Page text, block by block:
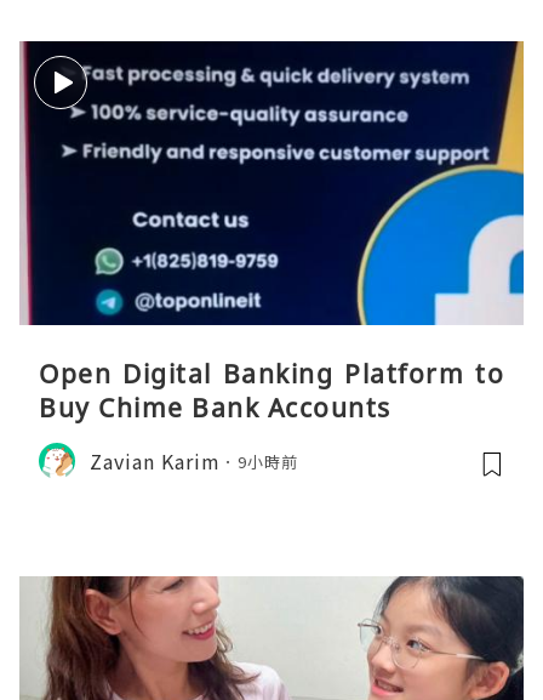
Open Digital Banking Platform to
Buy Chime Bank Accounts
Zavian Karim 9小時前